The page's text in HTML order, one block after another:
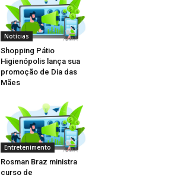
Notícias
Shopping Pátio
Higienópolis lança sua
promoção de Dia das
Mães
Entretenimento
Rosman Braz ministra
curso de